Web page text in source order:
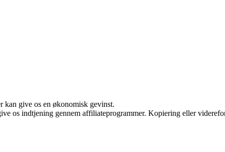
kan give os en økonomisk gevinst.
os indtjening gennem affiliateprogrammer. Kopiering eller